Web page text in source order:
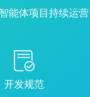
能体项目持续运营
开发规范